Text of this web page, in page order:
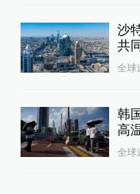
沙
共
全球
韩
高
全球